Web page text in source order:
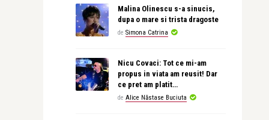
Malina Olinescu s-a sinucis,
dupa o mare si trista dragoste
de Simona Catrina
Nicu Covaci: Tot ce mi-am
propus in viata am reusit! Dar
ce pret am platit…
de Alice Năstase Buciuta